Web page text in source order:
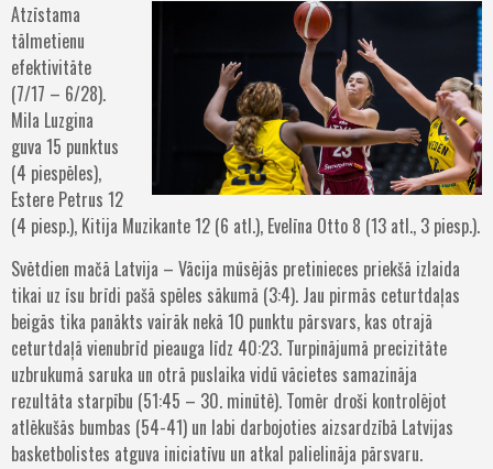
Atzīstama
tālmetienu
efektivitāte
(7/17 – 6/28).
Mila Luzgina
guva 15 punktus
(4 piespēles),
Estere Petrus 12
(4 piesp.), Kitija Muzikante 12 (6 atl.), Evelīna Otto 8 (13 atl., 3 piesp.).
Svētdien mačā Latvija – Vācija mūsējās pretinieces priekšā izlaida
tikai uz īsu brīdi pašā spēles sākumā (3:4). Jau pirmās ceturtdaļas
beigās tika panākts vairāk nekā 10 punktu pārsvars, kas otrajā
ceturtdaļā vienubrīd pieauga līdz 40:23. Turpinājumā precizitāte
uzbrukumā saruka un otrā puslaika vidū vācietes samazināja
rezultāta starpību (51:45 – 30. minūtē). Tomēr droši kontrolējot
atlēkušās bumbas (54-41) un labi darbojoties aizsardzībā Latvijas
basketbolistes atguva iniciatīvu un atkal palielināja pārsvaru.